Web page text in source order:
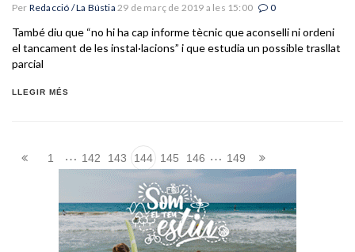
Per Redacció / La Bústia 29 de març de 2019 a les 15:00 0
També diu que “no hi ha cap informe tècnic que aconselli ni ordeni
el tancament de les instal·lacions” i que estudia un possible trasllat
parcial
LLEGIR MÉS
1 … 142 143 144 145 146 … 149